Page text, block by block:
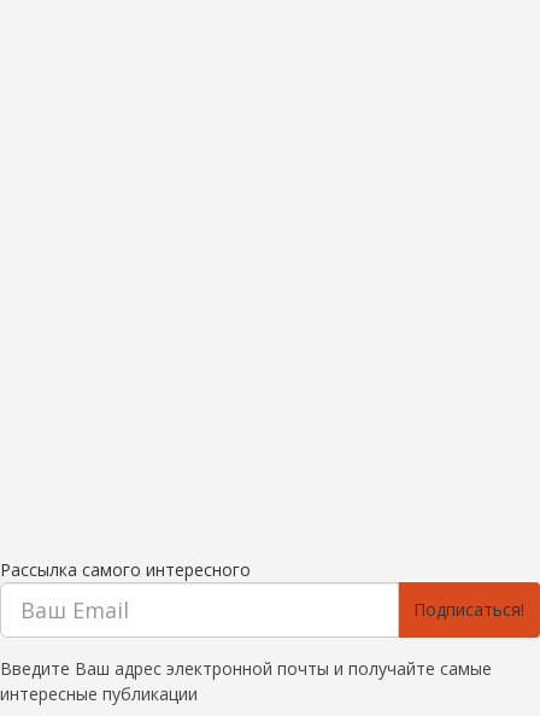
Рассылка самого интересного
Подписаться!
Введите Ваш адрес электронной почты и получайте самые
интересные публикации